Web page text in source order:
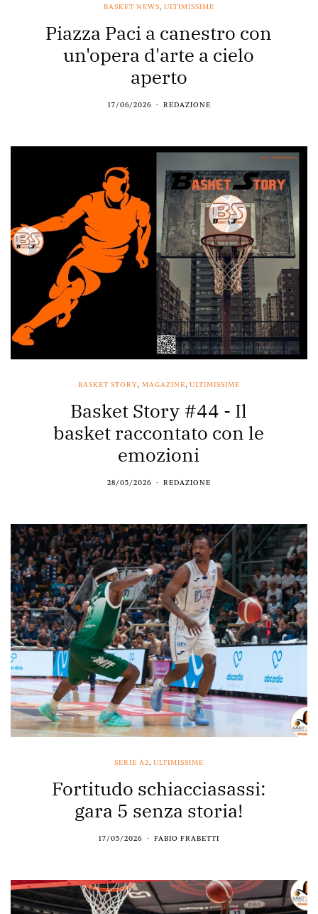
BASKET NEWS, ULTIMISSIME
Piazza Paci a canestro con
un'opera d'arte a cielo
aperto
17/06/2026 REDAZIONE
BASKET STORY, MAGAZINE, ULTIMISSIME
Basket Story #44 - Il
basket raccontato con le
emozioni
28/05/2026 REDAZIONE
SERIE A2, ULTIMISSIME
Fortitudo schiacciasassi:
gara 5 senza storia!
17/05/2026 FABIO FRABETTI